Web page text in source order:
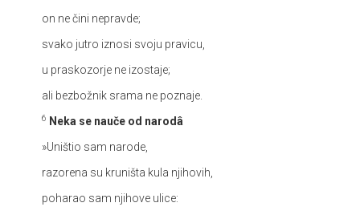
on ne čini nepravde;
svako jutro iznosi svoju pravicu,
u praskozorje ne izostaje;
ali bezbožnik srama ne poznaje.
6 Neka se nauče od narodâ
»Uništio sam narode,
razorena su kruništa kula njihovih,
poharao sam njihove ulice: